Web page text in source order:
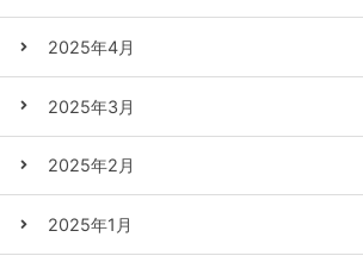
2025年4月
2025年3月
2025年2月
2025年1月